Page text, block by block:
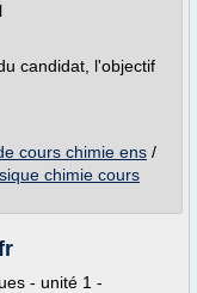
candidat, l'objectif
cours chimie ens /
chimie cours
- unité 1 -